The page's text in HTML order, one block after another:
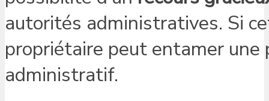
autorités administratives. Si
propriétaire peut entamer
administratif.